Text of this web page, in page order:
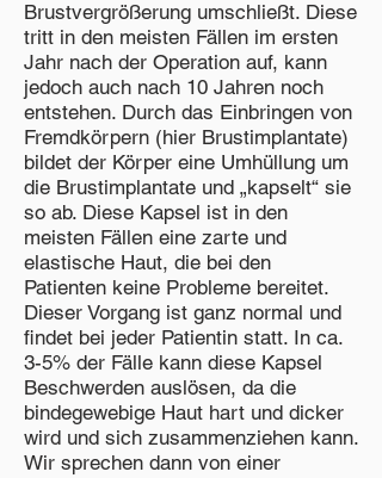
Brustvergrößerung umschließt. Diese
tritt in den meisten Fällen im ersten
Jahr nach der Operation auf, kann
jedoch auch nach 10 Jahren noch
entstehen. Durch das Einbringen von
Fremdkörpern (hier Brustimplantate)
bildet der Körper eine Umhüllung um
die Brustimplantate und „kapselt“ sie
so ab. Diese Kapsel ist in den
meisten Fällen eine zarte und
elastische Haut, die bei den
Patienten keine Probleme bereitet.
Dieser Vorgang ist ganz normal und
findet bei jeder Patientin statt. In ca.
3-5% der Fälle kann diese Kapsel
Beschwerden auslösen, da die
bindegewebige Haut hart und dicker
wird und sich zusammenziehen kann.
Wir sprechen dann von einer